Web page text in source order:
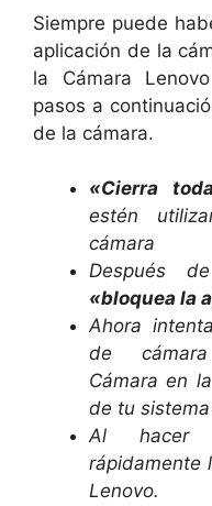
Siempre puede
aplicación de la
la Cámara
pasos a
de la cámara.
«Cierra
estén
cámara
Después
«bloquea la
Ahora
de
Cámara en
de tu
Al hacer
rápidamente
Lenovo.